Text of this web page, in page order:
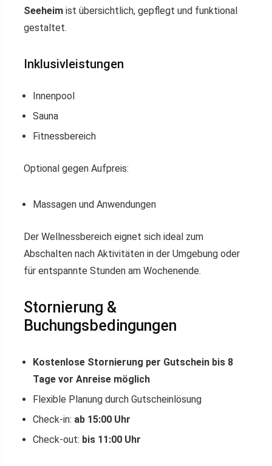
Seeheim ist übersichtlich, gepflegt und funktional
gestaltet.
Inklusivleistungen
Innenpool
Sauna
Fitnessbereich
Optional gegen Aufpreis:
Massagen und Anwendungen
Der Wellnessbereich eignet sich ideal zum
Abschalten nach Aktivitäten in der Umgebung oder
für entspannte Stunden am Wochenende.
Stornierung &
Buchungsbedingungen
Kostenlose Stornierung per Gutschein bis 8
Tage vor Anreise möglich
Flexible Planung durch Gutscheinlösung
Check-in: ab 15:00 Uhr
Check-out: bis 11:00 Uhr